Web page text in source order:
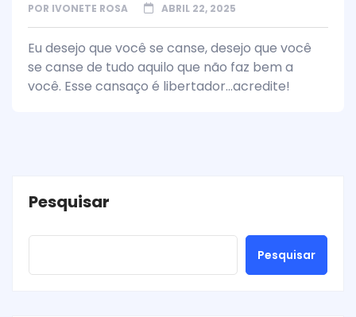
POR IVONETE ROSA ABRIL 22, 2025
Eu desejo que você se canse, desejo que você
se canse de tudo aquilo que não faz bem a
você. Esse cansaço é libertador…acredite!
Pesquisar
Pesquisar